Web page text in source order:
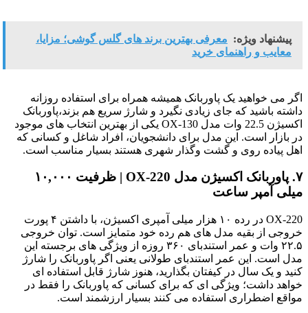
پیشنهاد ویژه: معرفی بهترین برند های گلس گوشی؛ مزایا،
معایب و راهنمای خرید
اگر می خواهید یک پاوربانک همیشه همراه برای استفاده روزانه
داشته باشید که جای زیادی نگیرد و شارژ سریع هم بزند،پاوربانک
اکسیژن 22.5 وات مدل OX-130 یکی از بهترین انتخاب های موجود
در بازار است. این مدل برای دانشجویان، افراد شاغل و کسانی که
اهل پیاده روی و گشت وگذار شهری هستند بسیار مناسب است.
۷. پاوربانک اکسیژن مدل OX-220 | ظرفیت ۱۰,۰۰۰
میلی آمپر ساعت
OX-220 در رده ۱۰ هزار میلی آمپری اکسیژن، با داشتن ۴ پورت
خروجی از بقیه مدل های هم رده خود متمایز است. توان خروجی
۲۲.۵ وات و عمر استندبای ۳۶۰ روزه از ویژگی های برجسته این
مدل است. این عمر استندبای طولانی یعنی اگر پاوربانک را شارژ
کنید و یک سال در کیفتان بگذارید، هنوز شارژ قابل استفاده ای
خواهد داشت؛ ویژگی ای که برای کسانی که پاوربانک را فقط در
مواقع اضطراری استفاده می کنند بسیار ارزشمند است.